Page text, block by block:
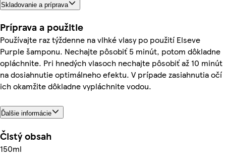
Skladovanie a príprava
Príprava a použitie
Používajte raz týždenne na vlhké vlasy po použití Elseve
Purple šamponu. Nechajte pôsobiť 5 minút, potom dôkladne
opláchnite. Pri hnedých vlasoch nechajte pôsobiť až 10 minút
na dosiahnutie optimálneho efektu. V prípade zasiahnutia očí
ich okamžite dôkladne vypláchnite vodou.
Ďalšie informácie
Čistý obsah
150ml